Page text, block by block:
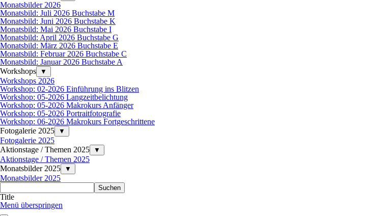
Monatsbilder 2026
Monatsbild: Juli 2026 Buchstabe M
Monatsbild: Juni 2026 Buchstabe K
Monatsbild: Mai 2026 Buchstabe I
Monatsbild: April 2026 Buchstabe G
Monatsbild: März 2026 Buchstabe E
Monatsbild: Februar 2026 Buchstabe C
Monatsbild: Januar 2026 Buchstabe A
Workshops
▼
Workshops 2026
Workshop: 02-2026 Einführung ins Blitzen
Workshop: 05-2026 Langzeitbelichtung
Workshop: 05-2026 Makrokurs Anfänger
Workshop: 05-2026 Portraitfotografie
Workshop: 06-2026 Makrokurs Fortgeschrittene
Fotogalerie 2025
▼
Fotogalerie 2025
Aktionstage / Themen 2025
▼
Aktionstage / Themen 2025
Monatsbilder 2025
▼
Monatsbilder 2025
Suchen
Title
Menü überspringen